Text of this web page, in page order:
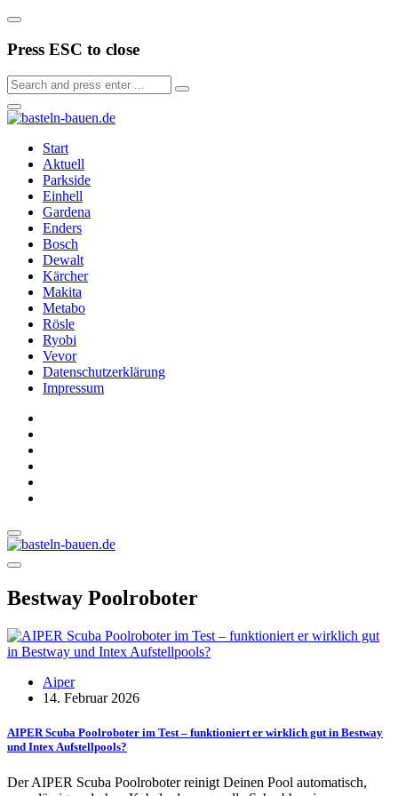
Press ESC to close
Start
Aktuell
Parkside
Einhell
Gardena
Enders
Bosch
Dewalt
Kärcher
Makita
Metabo
Rösle
Ryobi
Vevor
Datenschutzerklärung
Impressum
Bestway Poolroboter
Aiper
14. Februar 2026
AIPER Scuba Poolroboter im Test – funktioniert er wirklich gut in Bestway
und Intex Aufstellpools?
Der AIPER Scuba Poolroboter reinigt Deinen Pool automatisch,